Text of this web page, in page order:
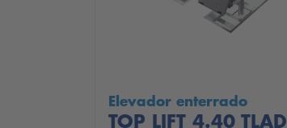
Elevador enterrado
TOP LIFT 4.40 TLAD